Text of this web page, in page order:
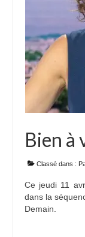
Bien à
Classé dans :
Ce jeudi 11
dans la
Demain.